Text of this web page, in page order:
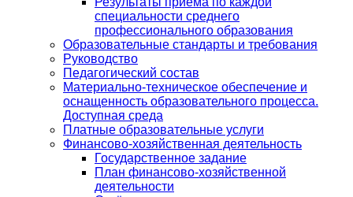
специальности среднего
профессионального образования
Образовательные стандарты и требования
Руководство
Педагогический состав
Материально-техническое обеспечение и
оснащенность образовательного процесса.
Доступная среда
Платные образовательные услуги
Финансово-хозяйственная деятельность
Государственное задание
План финансово-хозяйственной
деятельности